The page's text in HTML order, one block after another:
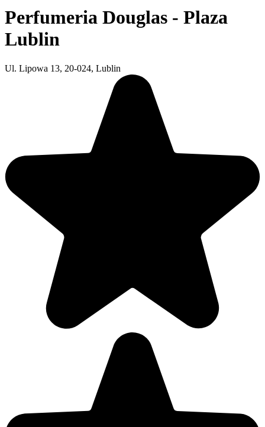
Perfumeria Douglas - Plaza
Lublin
Ul. Lipowa 13, 20-024, Lublin